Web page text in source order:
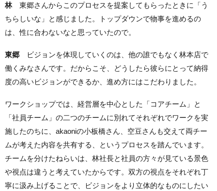
林東郷さんからこのプロセスを提案してもらったときに「う
ちらしいな」と感じました。トップダウンで物事を進めるの
は、性に合わないなと思っていたので。
東郷 ビジョンを体現していくのは、他の誰でもなく林本店で
働くみなさんです。だからこそ、どうしたら彼らにとって納得
度の高いビジョンができるか、進め方にはこだわりました。
ワークショップでは、経営層を中心とした「コアチーム」と
「社員チーム」の二つのチームに別れてそれぞれでワークを実
施したのちに、akaoniの小板橋さん、空豆さんも交えて両チー
ムが考えた内容を共有する、というプロセスを踏んでいます。
チームを分けたねらいは、林社長と社員の方々が見ている景色
や視点は違うと考えていたからです。双方の視点をそれぞれ丁
寧に汲み上げることで、ビジョンをより立体的なものにしたい